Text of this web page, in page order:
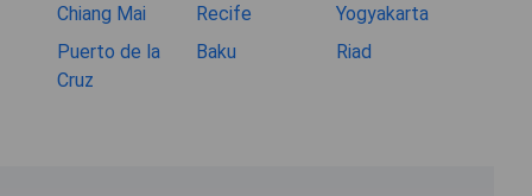
Chiang Mai
Recife
Yogyakarta
Puerto de la
Cruz
Baku Riad